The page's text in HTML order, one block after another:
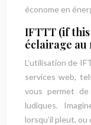
économe en
IFTTT (if
éclairage au
L’utilisation de
services web,
vous permet de
ludiques.
lorsqu’il pleut, ou